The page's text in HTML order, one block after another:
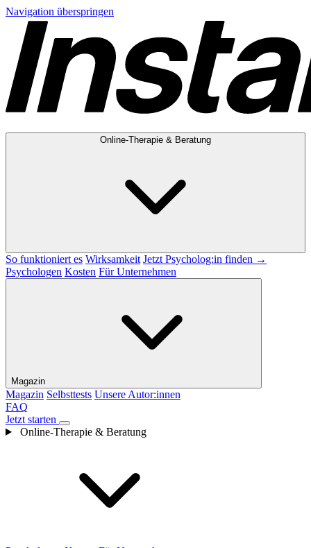
Navigation überspringen
Online-Therapie & Beratung
So funktioniert es Wirksamkeit Jetzt Psycholog:in finden →
Psychologen Kosten Für Unternehmen
Magazin
Magazin Selbsttests Unsere Autor:innen
FAQ
Jetzt starten
Online-Therapie & Beratung